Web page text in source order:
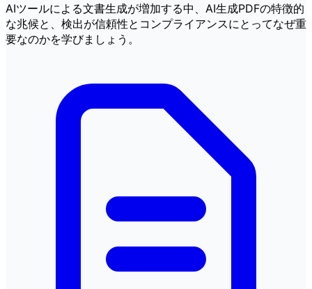
AIツールによる文書生成が増加する中、AI生成PDFの特徴的
な兆候と、検出が信頼性とコンプライアンスにとってなぜ重
要なのかを学びましょう。